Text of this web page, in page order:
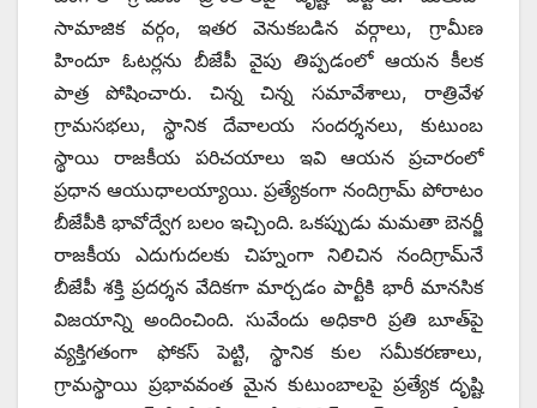
సామాజిక వర్గం, ఇతర వెనుకబడిన వర్గాలు, గ్రామీణ
హిందూ ఓటర్లను బీజేపీ వైపు తిప్పడంలో ఆయన కీలక
పాత్ర పోషించారు. చిన్న చిన్న సమావేశాలు, రాత్రివేళ
గ్రామసభలు, స్థానిక దేవాలయ సందర్శనలు, కుటుంబ
స్థాయి రాజకీయ పరిచయాలు ఇవి ఆయన ప్రచారంలో
ప్రధాన ఆయుధాలయ్యాయి. ప్రత్యేకంగా నందిగ్రామ్ పోరాటం
బీజేపీకి భావోద్వేగ బలం ఇచ్చింది. ఒకప్పుడు మమతా బెనర్జీ
రాజకీయ ఎదుగుదలకు చిహ్నంగా నిలిచిన నందిగ్రామ్‌నే
బీజేపీ శక్తి ప్రదర్శన వేదికగా మార్చడం పార్టీకి భారీ మానసిక
విజయాన్ని అందించింది. సువేందు అధికారి ప్రతి బూత్‌పై
వ్యక్తిగతంగా ఫోకస్ పెట్టి, స్థానిక కుల సమీకరణాలు,
గ్రామస్థాయి ప్రభావవంత మైన కుటుంబాలపై ప్రత్యేక దృష్టి